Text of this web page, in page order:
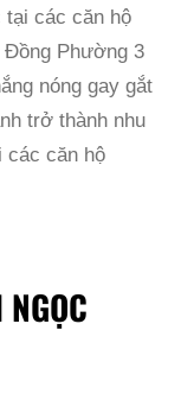
tại các căn hộ
Đồng Phường 3
nóng gay gắt
trở thành nhu
các căn hộ